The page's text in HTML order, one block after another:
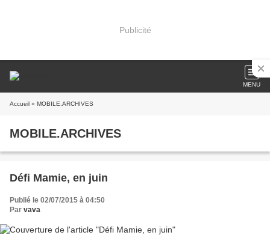
Publicité
MENU
Accueil » MOBILE.ARCHIVES
MOBILE.ARCHIVES
Défi Mamie, en juin
Publié le 02/07/2015 à 04:50
Par vava